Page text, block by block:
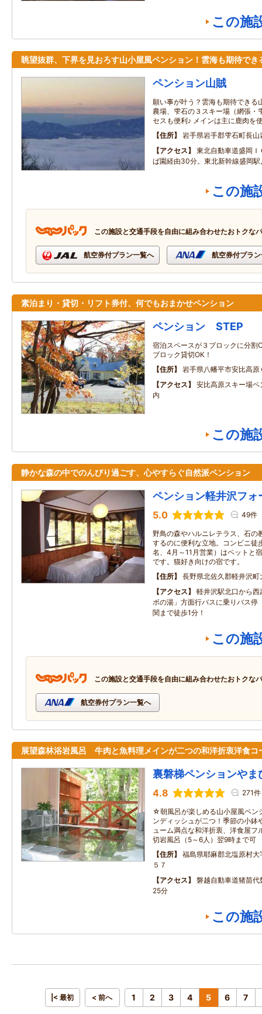
この施
眺望抜群、下界を見おろす山小屋風ペンション！雲海も期待でき
ペンション山賊
願い事が叶う？雲海も期待できる
農場、雫石の３スキー場（網張・
セスも便利♪ メインは主に鹿肉を
住所
岩手県岩手郡雫石町長
アクセス
東北自動車道盛岡
ば園経由30分。東北新幹線盛岡
この施
この施設と交通手段を自由に組み合わせたおトクな
航空券付プラン一覧へ 航空券付プラ
素泊まり・貸切・リフト券付、何でもおまかせペンション
ペンション STEP
宿泊スペースが３ブロックに分
ブロック貸切OK！
住所
岩手県八幡平市安比高原
アクセス
安比高原スキー場
内
この施
静かな森の中でのんびり過ごす、心やすらぐ自然派ペンション
ペンション軽井沢フォ
5.0 49件
野鳥の森やハルニレテラス、石の
するのに便利な立地。コンビニ徒
名、4月～11月営業）はペットと
です。猫好き向けの宿です。
住所
長野県北佐久郡軽井沢
アクセス
軽井沢駅北口から
ボの湯」方面行バスに乗りバス停
関まで徒歩1分！
この施
この施設と交通手段を自由に組み合わせたおトクな
航空券付プラン一覧へ
展望森林浴岩風呂 牛肉と魚料理メインが二つの和洋折衷洋食コ
裏磐梯ペンションやま
4.8 271件
☆朝風呂が楽しめる山小屋風ペ
ンディッシュが二つ！季節の小鉢
ューム満点な和洋折衷、洋食屋フ
切岩風呂（5～6人）翌9時まで可
住所
福島県耶麻郡北塩原村
５７
アクセス
磐越自動車道猪苗
25分
この施
|< 最初 < 前へ 1 2 3 4 5 6 7